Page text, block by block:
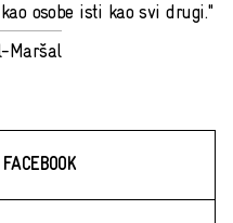
osobe isti kao svi drugi."
Maršal